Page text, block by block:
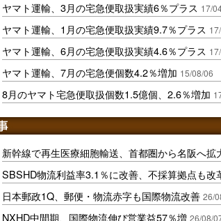
ヤマト運輸、3月の宅急便取扱実績6％プラス 17/
ヤマト運輸、1月の宅急便取扱実績9.7％プラス
ヤマト運輸、6月の宅急便取扱実績4.6％プラス
ヤマト運輸、7月の宅急便個数4.2％増加 15/08/06
8月のヤマト宅急便取扱個数1.5億個、2.6％増加
新幹線で再生医療細胞輸送、首都圏から名阪へ拡
SBSHD物流利益率3.1％に改善、不採算拠点も改
日本郵政1Q、郵便・物流赤字も国際物流改善 26/
NXHD中間期、国際物流伸び営業益57％増 26/08/